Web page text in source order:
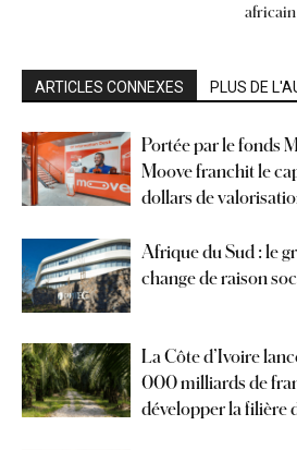
ARTICLES CONNEXES PLUS DE
Portée par le fonds
Moove franchit le
dollars de
Afrique du Sud : le
change de raison
La Côte d’Ivoire
000 milliards de
développer la filière